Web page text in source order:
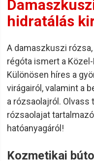
hidratálás
A damaszkuszi
régóta ismert a
Különösen híres a
virágairól, valamint a
a rózsaolajról.
rózsaolajat
hatóanyagáról!
Kozmetikai